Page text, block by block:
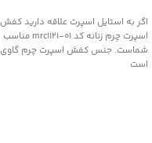
اگر به استایل اسپرت علاقه دارید کفش
اسپرت چرم زنانه کد mrc1121-01 مناسب
شماست. جنس کفش اسپرت چرم گاوی
است